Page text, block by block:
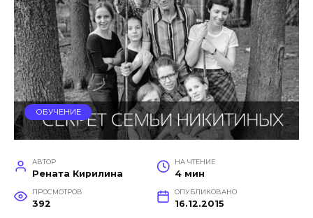
ОБУЧЕНИЕ
АВТОР
Рената Кирилина
НА ЧТЕНИЕ
4 мин
ПРОСМОТРОВ
392
ОПУБЛИКОВАНО
16.12.2015